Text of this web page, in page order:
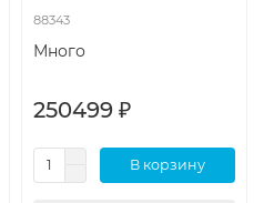
88343
Много
250499 ₽
В корзину